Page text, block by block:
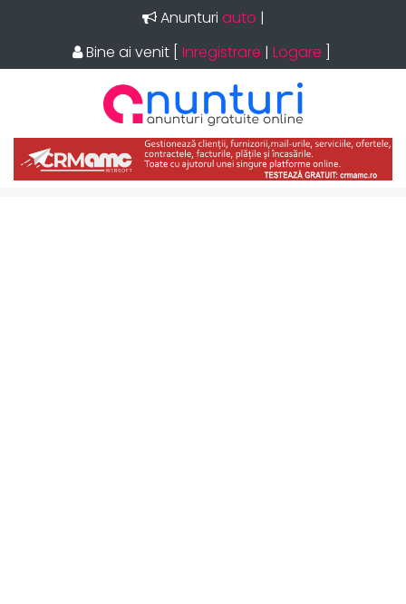
Anunturi auto |
Bine ai venit
Inregistrare | Logare